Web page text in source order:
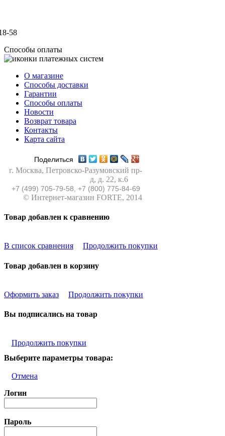
58
Способы оплаты
О магазине
Способы доставки
Гарантии
Способы оплаты
Новости
Возврат товара
Контакты
Карта сайта
Поделиться
г. Москва, Петровско-Разумовский пр-
д, д. 22, к.6
+7 (499) 705-79-58, +7 (800) 775-84-69
© Интернет-магазин FORTE, 2014
Товар добавлен к сравнению
В список сравнения Продолжить покупки
Товар добавлен в корзину
Оформить заказ Продолжить покупки
Вы подписались на товар
Продолжить покупки
Выберите параметры товара:
Отмена
Логин
Пароль